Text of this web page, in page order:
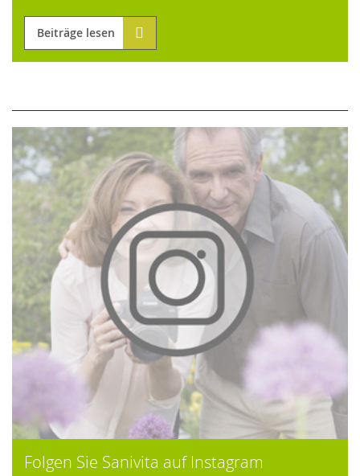
Beiträge lesen
Folgen Sie Sanivita auf Instagram